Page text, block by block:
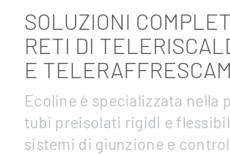
SOLUZIONI
RETI DI
E
Ecoline è specializzata nella
tubi preisolati rigidi e
sistemi di giunzione e